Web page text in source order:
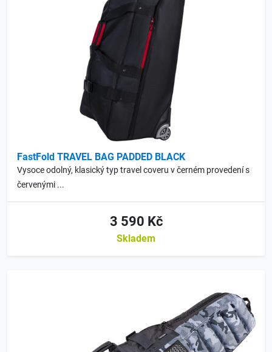
FastFold TRAVEL BAG PADDED BLACK
Vysoce odolný, klasický typ travel coveru v černém provedení s
červenými ...
3 590 Kč
Skladem